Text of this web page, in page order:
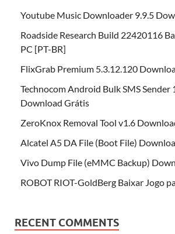
Youtube Music Downloader 9.9.5
Roadside Research Build 22420116
PC [PT-BR]
FlixGrab Premium 5.3.12.120
Technocom Android Bulk SMS Sender
Download Grátis
ZeroKnox Removal Tool v1.6
Alcatel A5 DA File (Boot File)
Vivo Dump File (eMMC Backup)
ROBOT RIOT-GoldBerg Baixar Jogo
RECENT COMMENTS